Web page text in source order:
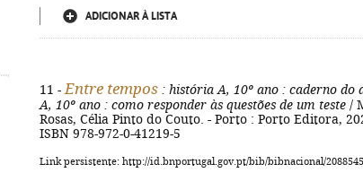
ADICIONAR À LISTA
11 - Entre tempos : história A, 10º ano : caderno do
A, 10º ano : como responder às questões de um teste /
Rosas, Célia Pinto do Couto. - Porto : Porto Editora,
ISBN 978-972-0-41219-5
Link persistente: http://id.bnportugal.gov.pt/bib/bibnacional/2088545